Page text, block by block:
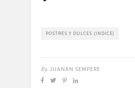
POSTRES Y DULCES (INDICE)
By JUANAN SEMPERE